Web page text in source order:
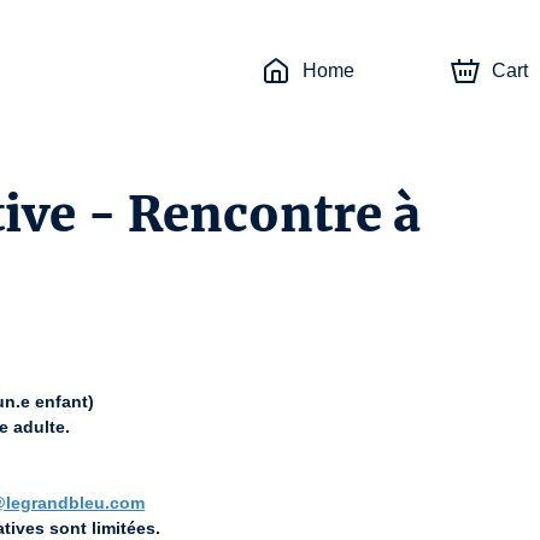
Home Cart
- Rencontre à
enfant)
adulte.
sont limitées.